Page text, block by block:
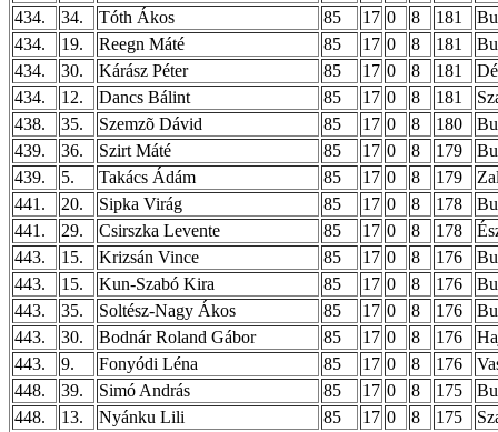
434. 34. Tóth Ákos 85 17 0 8 181
434.
19. Reegn Máté 85 17 0 8 181
434.
30. Kárász Péter 85 17 0 8 181
434.
12. Dancs Bálint 85 17 0 8 181
438.
35. Szemzõ Dávid 85 17 0 8 180
439.
36. Szirt Máté 85 17 0 8 179
439.
5. Takács Ádám 85 17 0 8 179
441.
20. Sipka Virág 85 17 0 8 178
441.
29. Csirszka Levente 85 17 0 8 178
443.
15. Krizsán Vince 85 17 0 8 176
443.
15. Kun-Szabó Kira 85 17 0 8 176
443.
35. Soltész-Nagy Ákos 85 17 0 8 176
443.
30. Bodnár Roland Gábor 85 17 0 8 176
443.
9. Fonyódi Léna 85 17 0 8 176
448.
39. Simó András 85 17 0 8 175
448.
13. Nyánku Lili 85 17 0 8 175